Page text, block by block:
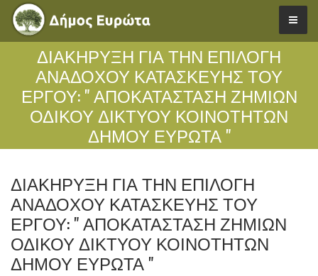
ΔΙΑΚΗΡΥΞΗ ΓΙΑ ΤΗΝ ΕΠΙΛΟΓΗ
ΑΝΑΔΟΧΟΥ ΚΑΤΑΣΚΕΥΗΣ ΤΟΥ
ΕΡΓΟΥ: " ΑΠΟΚΑΤΑΣΤΑΣΗ ΖΗΜΙΩΝ
ΟΔΙΚΟΥ ΔΙΚΤΥΟΥ ΚΟΙΝΟΤΗΤΩΝ
ΔΗΜΟΥ ΕΥΡΩΤΑ "
ΔΙΑΚΗΡΥΞΗ ΓΙΑ ΤΗΝ ΕΠΙΛΟΓΗ
ΑΝΑΔΟΧΟΥ ΚΑΤΑΣΚΕΥΗΣ ΤΟΥ
ΕΡΓΟΥ: " ΑΠΟΚΑΤΑΣΤΑΣΗ ΖΗΜΙΩΝ
ΟΔΙΚΟΥ ΔΙΚΤΥΟΥ ΚΟΙΝΟΤΗΤΩΝ
ΔΗΜΟΥ ΕΥΡΩΤΑ "